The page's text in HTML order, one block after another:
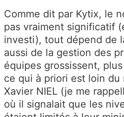
Comme dit par Kytix, le
pas vraiment significatif
investi), tout dépend de
aussi de la gestion des
équipes grossissent,
ce qui à priori est loin
Xavier NIEL (je me
où il signalait que les